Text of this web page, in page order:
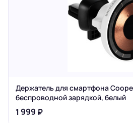
Держатель для смартфона
беспроводной зарядкой, белый
1 999 ₽